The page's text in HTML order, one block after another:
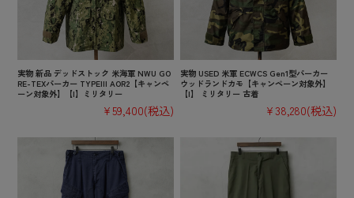
実物 新品 デッドストック 米海軍 NWU GO
RE-TEXパーカー TYPEIII AOR2【キャンペ
ーン対象外】【I】ミリタリー
¥59,400(税込)
実物 USED 米軍 ECWCS Gen1型パーカー
ウッドランドカモ【キャンペーン対象外】
【I】 ミリタリー 古着
¥38,280(税込)